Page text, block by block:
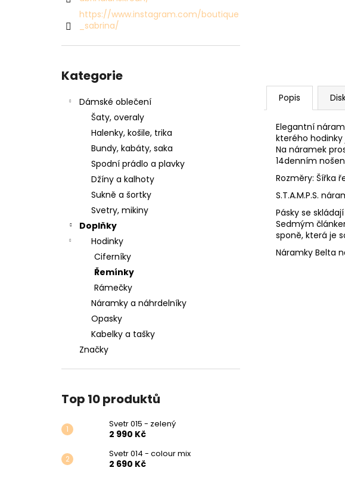
https://www.instagram.com/boutique
_sabrina/
kategorie
Kategorie
Dámské oblečení
Šaty, overaly
Halenky, košile, trika
Bundy, kabáty, saka
Spodní prádlo a plavky
Džíny a kalhoty
Sukně a šortky
Svetry, mikiny
Doplňky
Hodinky
Ciferníky
Řemínky
Rámečky
Náramky a náhrdelníky
Opasky
Kabelky a tašky
Značky
Top 10 produktů
Svetr 015 - zelený
2 990 Kč
Svetr 014 - colour mix
2 690 Kč
Popis
Elegantní
kterého
Na náramek
14denním
Rozměry: Šířka
S.T.A.M.P.S.
Pásky se
Sedmým
sponě, která je
Náramky Belta
SVETR 015 - ZELENÝ
2 990 Kč